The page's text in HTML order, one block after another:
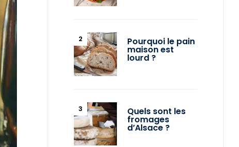
Pourquoi le pain
maison est
lourd ?
Quels sont les
fromages
d’Alsace ?